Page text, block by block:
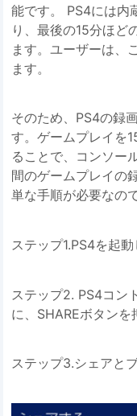
能です。 PS4には内
り、最後の15分ほど
ます。ユーザーは、
ます。
そのため、PS4の録
す。ゲームプレイを
ることで、コンソー
間のゲームプレイの
単な手順が必要なの
ステップ1.PS4を起
ステップ2. PS4コン
に、SHAREボタンを
ステップ3.シェアと